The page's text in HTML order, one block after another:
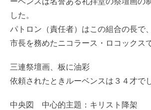
した。
パトロン（責任者）はこの組合の長で
市長を務めたニコラース・ロコックス
三連祭壇画、板に油彩
依頼されたときルーベンスは３４才で
中央図 中心的主題：キリスト降架